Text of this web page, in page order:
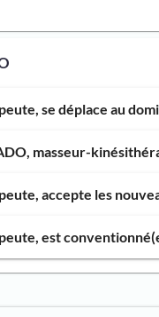
se déplace au
masseur-
accepte les
est